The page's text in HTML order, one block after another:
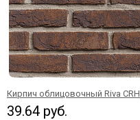
Кирпич облицовочный Riva CRH
39.64 руб.